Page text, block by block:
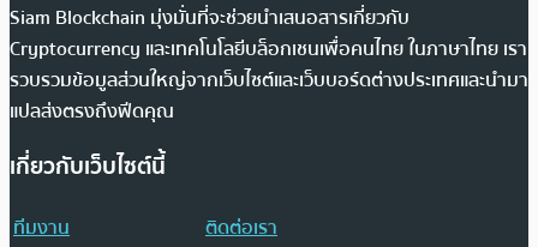
Siam Blockchain มุ่งมั่นที่จะช่วยนำเสนอสารเกี่ยวกับ
Cryptocurrency และเทคโนโลยีบล็อกเชนเพื่อคนไทย ในภาษาไทย เรา
รวบรวมข้อมูลส่วนใหญ่จากเว็บไซต์และเว็บบอร์ดต่างประเทศและนำมา
แปลส่งตรงถึงฟีดคุณ
เกี่ยวกับเว็บไซต์นี้
ทีมงาน
ติดต่อเรา